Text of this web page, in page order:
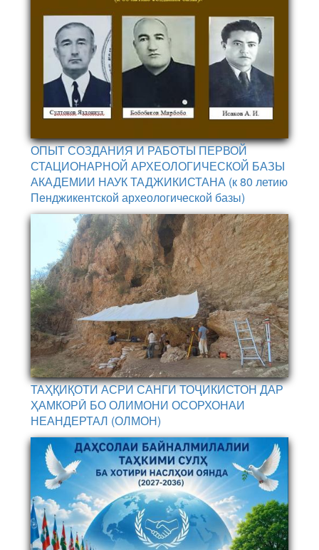
ОПЫТ СОЗДАНИЯ И РАБОТЫ ПЕРВОЙ
СТАЦИОНАРНОЙ АРХЕОЛОГИЧЕСКОЙ БАЗЫ
АКАДЕМИИ НАУК ТАДЖИКИСТАНА (к 80 летию
Пенджикентской археологической базы)
ТАҲҚИҚОТИ АСРИ САНГИ ТОҶИКИСТОН ДАР
ҲАМКОРӢ БО ОЛИМОНИ ОСОРХОНАИ
НЕАНДЕРТАЛ (ОЛМОН)